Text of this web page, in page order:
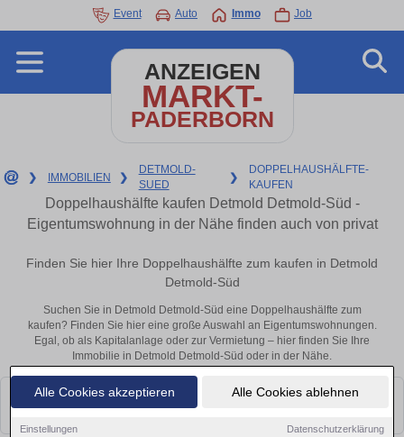
Alle Cookies akzeptieren Alle Cookies ablehnen
Einstellungen Datenschutzerklärung
Event Auto Immo Job
ANZEIGEN
MARKT-
PADERBORN
❯ IMMOBILIEN ❯
DETMOLD-
SUED
❯
DOPPELHAUSHÄLFTE-
KAUFEN
Doppelhaushälfte kaufen Detmold Detmold-Süd -
Eigentumswohnung in der Nähe finden auch von privat
Finden Sie hier Ihre Doppelhaushälfte zum kaufen in Detmold
Detmold-Süd
Suchen Sie in Detmold Detmold-Süd eine Doppelhaushälfte zum
kaufen? Finden Sie hier eine große Auswahl an Eigentumswohnungen.
Egal, ob als Kapitalanlage oder zur Vermietung – hier finden Sie Ihre
Immobilie in Detmold Detmold-Süd oder in der Nähe.
Leider konnten wir derzeit keine passenden Objekte finden. Schauen Sie